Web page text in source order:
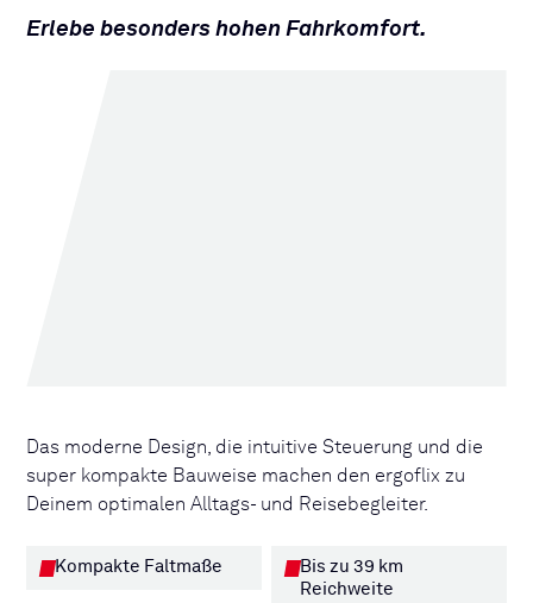
Erlebe besonders hohen Fahrkomfort.
Das moderne Design, die intuitive Steuerung und die
super kompakte Bauweise machen den ergoflix zu
Deinem optimalen Alltags- und Reisebegleiter.
Kompakte Faltmaße
Bis zu 39 km
Reichweite